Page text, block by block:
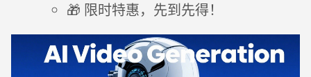
🎁 限时特惠，先到先得！